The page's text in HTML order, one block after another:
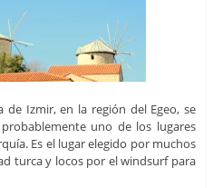
de Izmir, en la región del Egeo, se
uno de los lugares
Es el lugar elegido por muchos
turca y locos por el windsurf para